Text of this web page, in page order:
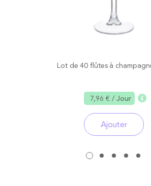
Lot de 40 flûtes à
7,96 €/ Jour
Ajouter